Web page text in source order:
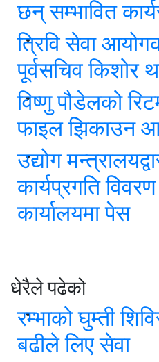
छन् सम्भावित
त्रिवि सेवा
पूर्वसचिव किशोर
विष्णु पौडेलको
फाइल झिकाउन
उद्योग
कार्यप्रगति
कार्यालयमा पेस
धेरैले पढेको
रम्भाको घुम्ती
बढीले लिए सेवा